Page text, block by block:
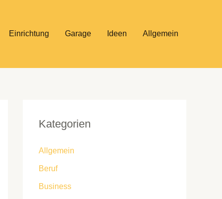
Einrichtung Garage Ideen Allgemein
Kategorien
Allgemein
Beruf
Business